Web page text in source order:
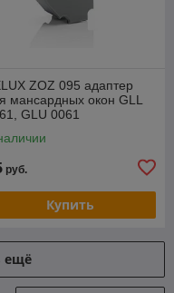
ZOZ 095 адаптер
мансардных окон GLL
GLU 0061
руб.
Купить
ещё